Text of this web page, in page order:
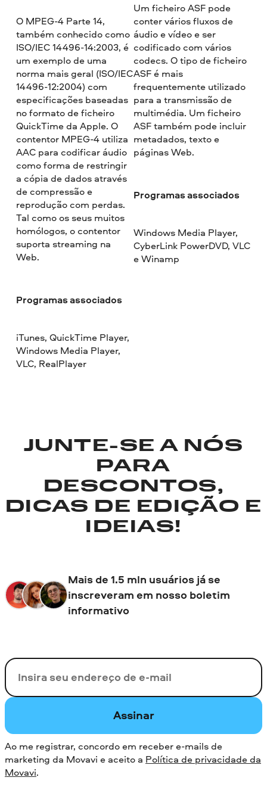
O MPEG-4 Parte 14,
também conhecido como
ISO/IEC 14496-14:2003, é
um exemplo de uma
norma mais geral (ISO/IEC
14496-12:2004) com
especificações baseadas
no formato de ficheiro
QuickTime da Apple. O
contentor MPEG-4 utiliza
AAC para codificar áudio
como forma de restringir
a cópia de dados através
de compressão e
reprodução com perdas.
Tal como os seus muitos
homólogos, o contentor
suporta streaming na
Web.
Programas associados
iTunes, QuickTime Player,
Windows Media Player,
VLC, RealPlayer
Um ficheiro ASF pode
conter vários fluxos de
áudio e vídeo e ser
codificado com vários
codecs. O tipo de ficheiro
ASF é mais
frequentemente utilizado
para a transmissão de
multimédia. Um ficheiro
ASF também pode incluir
metadados, texto e
páginas Web.
Programas associados
Windows Media Player,
CyberLink PowerDVD, VLC
e Winamp
JUNTE-SE A NÓS
PARA
DESCONTOS,
DICAS DE EDIÇÃO E
IDEIAS!
Mais de 1.5 mln usuários já se
inscreveram em nosso boletim
informativo
Seu e-mail
Assinar
Ao me registrar, concordo em receber e-mails de
marketing da Movavi e aceito a Política de privacidade da
Movavi.